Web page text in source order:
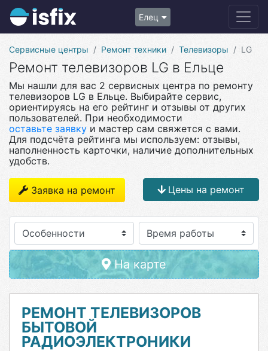
Елец
Сервисные центры Ремонт техники Телевизоры LG
Ремонт телевизоров LG в Ельце
Мы нашли для вас 2 сервисных центра по ремонту
телевизоров LG в Ельце. Выбирайте сервис,
ориентируясь на его рейтинг и отзывы от других
пользователей. При необходимости
оставьте заявку и мастер сам свяжется с вами.
Для подсчёта рейтинга мы используем: отзывы,
наполненность карточки, наличие дополнительных
удобств.
Заявка на ремонт Цены на ремонт
Особенности
На карте
РЕМОНТ ТЕЛЕВИЗОРОВ
БЫТОВОЙ
РАДИОЭЛЕКТРОНИКИ